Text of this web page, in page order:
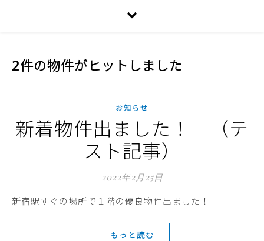
2件の物件がヒットしました
お知らせ
新着物件出ました！ （テ
スト記事）
2022年2月25日
新宿駅すぐの場所で１階の優良物件出ました！
もっと読む